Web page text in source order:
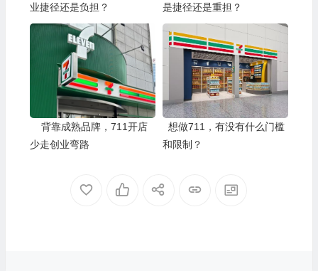
业捷径还是负担？
是捷径还是重担？
背靠成熟品牌，711开店
少走创业弯路
想做711，有没有什么门槛
和限制？